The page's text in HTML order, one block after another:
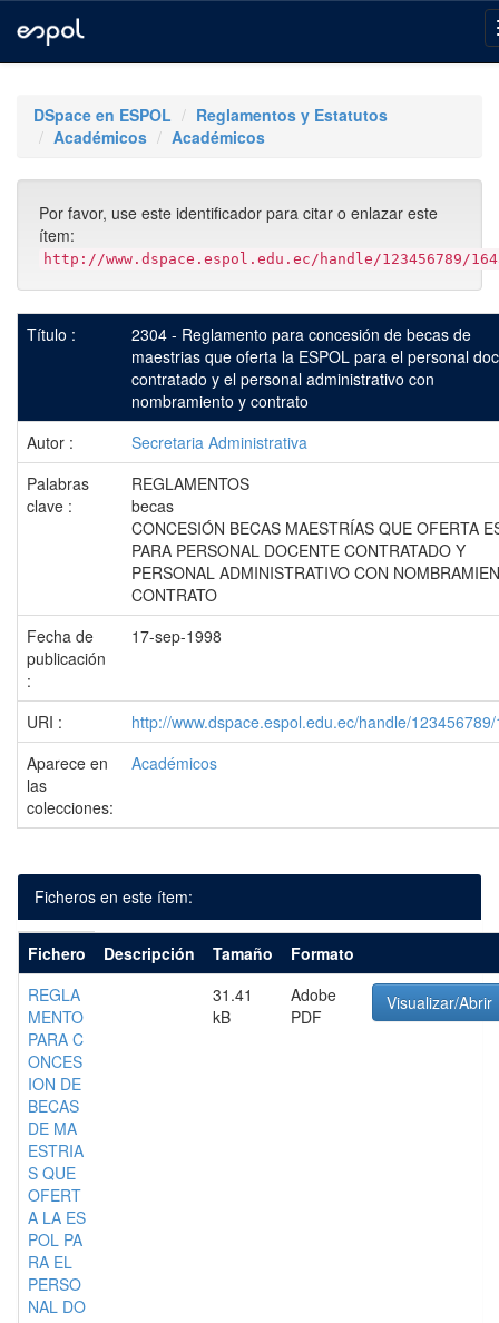
navigationDSpace en ESPOL
Reglamentos y Estatutos
Académicos
Académicos
Por favor, use este identificador para citar o enlazar este
ítem:
http://www.dspace.espol.edu.ec/handle/123456789/
Título :
2304 - Reglamento para concesión de becas de
maestrias que oferta la ESPOL para el personal
contratado y el personal administrativo con
nombramiento y contrato
Autor :
Secretaria Administrativa
Palabras
clave :
REGLAMENTOS
becas
CONCESIÓN BECAS MAESTRÍAS QUE OFERTA
PARA PERSONAL DOCENTE CONTRATADO Y
PERSONAL ADMINISTRATIVO CON
CONTRATO
Fecha de
publicación
:
17-sep-1998
URI :
http://www.dspace.espol.edu.ec/handle/
Aparece en
las
colecciones:
Académicos
Ficheros en este ítem:
Fichero Descripción Tamaño
Formato
REGLA
MENTO
PARA C
ONCES
ION DE
BECAS
DE MA
ESTRIA
S QUE
OFERT
A LA ES
POL PA
RA EL
PERSO
NAL DO
31.41
kB
Adobe
PDF
Visualizar/Abrir